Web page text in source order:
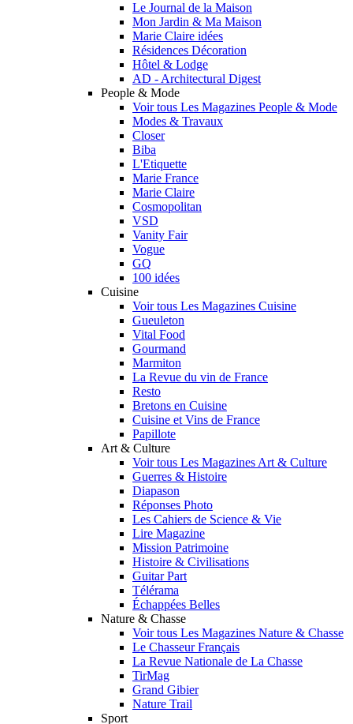
Le Journal de la Maison
Mon Jardin & Ma Maison
Marie Claire idées
Résidences Décoration
Hôtel & Lodge
AD - Architectural Digest
People & Mode
Voir tous Les Magazines People & Mode
Modes & Travaux
Closer
Biba
L'Etiquette
Marie France
Marie Claire
Cosmopolitan
VSD
Vanity Fair
Vogue
GQ
100 idées
Cuisine
Voir tous Les Magazines Cuisine
Gueuleton
Vital Food
Gourmand
Marmiton
La Revue du vin de France
Resto
Bretons en Cuisine
Cuisine et Vins de France
Papillote
Art & Culture
Voir tous Les Magazines Art & Culture
Guerres & Histoire
Diapason
Réponses Photo
Les Cahiers de Science & Vie
Lire Magazine
Mission Patrimoine
Histoire & Civilisations
Guitar Part
Télérama
Échappées Belles
Nature & Chasse
Voir tous Les Magazines Nature & Chasse
Le Chasseur Français
La Revue Nationale de La Chasse
TirMag
Grand Gibier
Nature Trail
Sport